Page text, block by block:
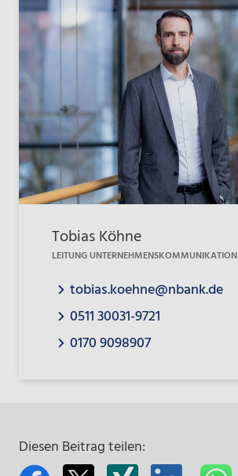
Tobias Köhne
LEITUNG UNTERNEHMENSKOMMUNIKATION
tobias.koehne@nbank.de
0511 30031-9721
0170 9098907
Diesen Beitrag teilen: